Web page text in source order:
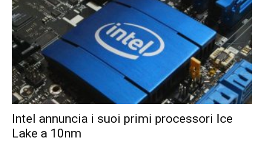
Intel annuncia i suoi primi processori Ice
Lake a 10nm